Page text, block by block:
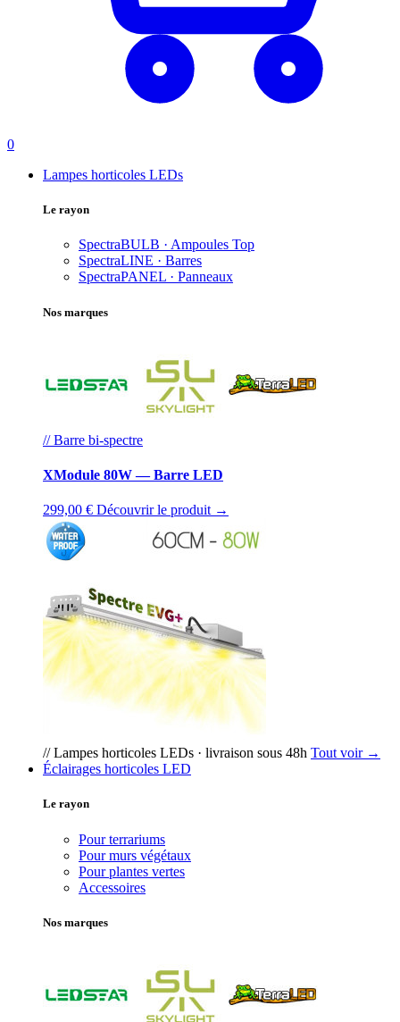
0
Lampes horticoles LEDs
Le rayon
SpectraBULB · Ampoules Top
SpectraLINE · Barres
SpectraPANEL · Panneaux
Nos marques
// Barre bi-spectre
XModule 80W — Barre LED
299,00 € Découvrir le produit →
// Lampes horticoles LEDs · livraison sous 48h Tout voir →
Éclairages horticoles LED
Le rayon
Pour terrariums
Pour murs végétaux
Pour plantes vertes
Accessoires
Nos marques